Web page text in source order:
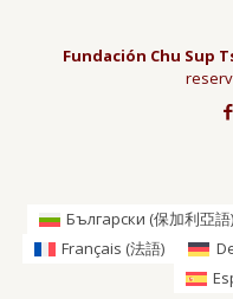
Fundación Chu Sup
Български (保加利亞語)
Français (法語)